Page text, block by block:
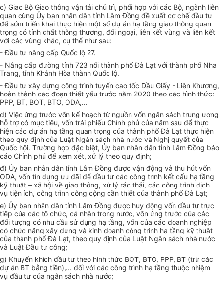
c) Giao Bộ Giao thông vận tải chủ trì, phối hợp với các Bộ, ngành liên
quan cùng Ủy ban nhân dân tỉnh Lâm Đồng đề xuất cơ chế đầu tư
để sớm triển khai thực hiện một số dự án hạ tầng giao thông quan
trọng có tính chất thông thương, đối ngoại, liên kết vùng và liên kết
với các vùng khác, cụ thể như sau:
- Đầu tư nâng cấp Quốc lộ 27.
- Nâng cấp đường tỉnh 723 nối thành phố Đà Lạt với thành phố Nha
Trang, tỉnh Khánh Hòa thành Quốc lộ.
- Đầu tư xây dựng công trình tuyến cao tốc Dầu Giấy - Liên Khương,
hoàn thành các đoạn thiết yếu trước năm 2020 theo các hình thức:
PPP, BT, BOT, BTO, ODA,...
d) Việc ứng trước vốn kế hoạch từ nguồn vốn ngân sách trung ương
hỗ trợ có mục tiêu, vốn trái phiếu Chính phủ của năm sau để thực
hiện các dự án hạ tầng quan trọng của thành phố Đà Lạt thực hiện
theo quy định của Luật Ngân sách nhà nước và Nghị quyết của
Quốc hội. Trường hợp đặc biệt, Ủy ban nhân dân tỉnh Lâm Đồng báo
cáo Chính phủ để xem xét, xử lý theo quy định;
đ) Ủy ban nhân dân tỉnh Lâm Đồng được vận động và thu hút vốn
ODA, vốn tín dụng ưu đãi để đầu tư các công trình kết cấu hạ tầng
kỹ thuật – xã hội về giao thông, xử lý rác thải, các công trình dịch
vụ tiện ích, công trình công cộng cần thiết của thành phố Đà Lạt;
e) Ủy ban nhân dân tỉnh Lâm Đồng được huy động vốn đầu tư trực
tiếp của các tổ chức, cá nhân trong nước, vốn ứng trước của các
đối tượng có nhu cầu sử dụng hạ tầng, vốn của các doanh nghiệp
có chức năng xây dựng và kinh doanh công trình hạ tầng kỹ thuật
của thành phố Đà Lạt, theo quy định của Luật Ngân sách nhà nước
và Luật Đầu tư công;
g) Khuyến khích đầu tư theo hình thức BOT, BTO, PPP, BT (trừ các
dự án BT bằng tiền),... đối với các công trình hạ tầng thuộc nhiệm
vụ đầu tư của ngân sách nhà nước;